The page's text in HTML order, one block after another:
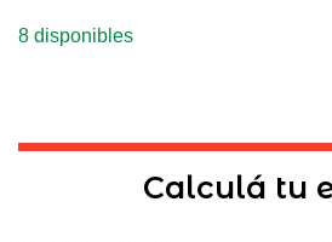
8 disponibles
Calculá tu